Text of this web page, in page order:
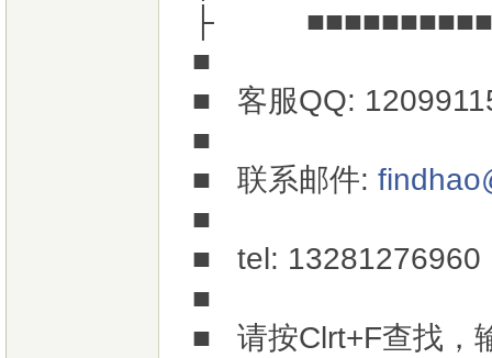
├
■
■ 客服QQ:
■
■ 联系邮件:
■
■ tel:
■
■ 请按Clrt+F查找，